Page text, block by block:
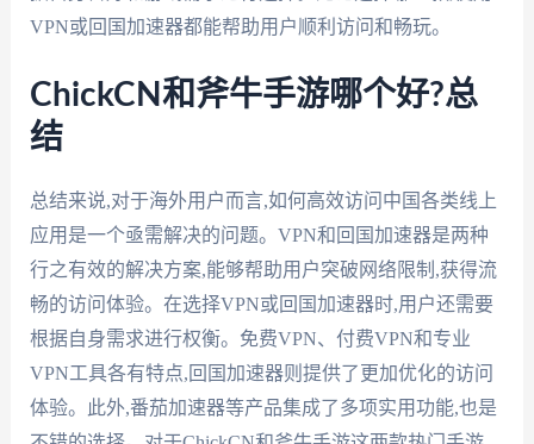
VPN或回国加速器都能帮助用户顺利访问和畅玩。
ChickCN和斧牛手游哪个好?总
结
总结来说,对于海外用户而言,如何高效访问中国各类线上
应用是一个亟需解决的问题。VPN和回国加速器是两种
行之有效的解决方案,能够帮助用户突破网络限制,获得流
畅的访问体验。在选择VPN或回国加速器时,用户还需要
根据自身需求进行权衡。免费VPN、付费VPN和专业
VPN工具各有特点,回国加速器则提供了更加优化的访问
体验。此外,番茄加速器等产品集成了多项实用功能,也是